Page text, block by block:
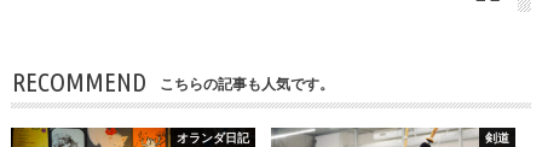
RECOMMEND こちらの記事も人気です。
オランダ日記 剣道